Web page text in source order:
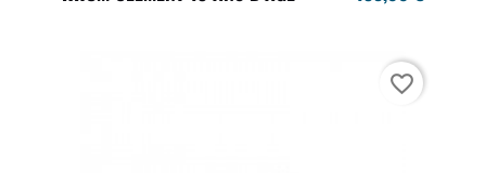
favorite_border